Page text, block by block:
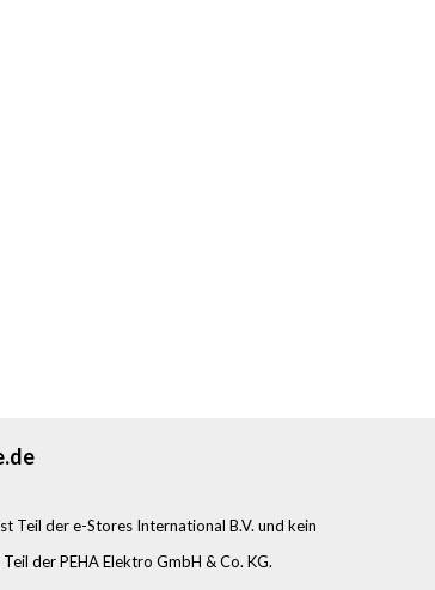
Teil der e-Stores International B.V. und kein
der PEHA Elektro GmbH & Co. KG.